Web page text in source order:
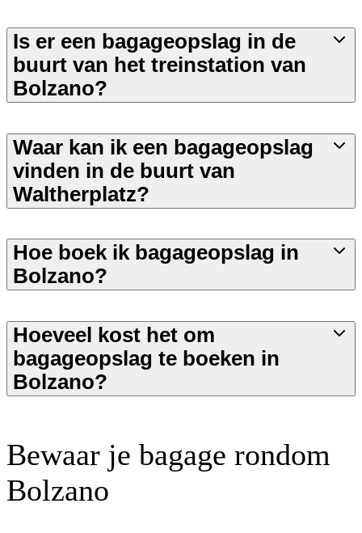
Is er een bagageopslag in de
buurt van het treinstation van
Bolzano?
Waar kan ik een bagageopslag
vinden in de buurt van
Waltherplatz?
Hoe boek ik bagageopslag in
Bolzano?
Hoeveel kost het om
bagageopslag te boeken in
Bolzano?
Bewaar je bagage rondom
Bolzano